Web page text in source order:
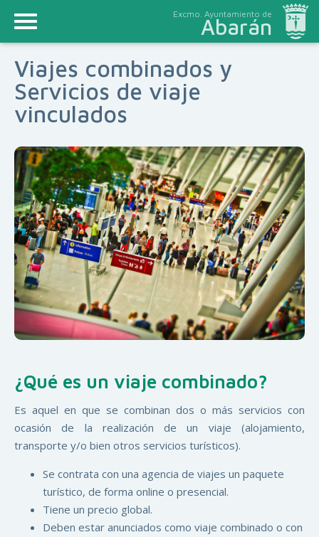
Excmo. Ayuntamiento de
Abarán
Viajes combinados y
Servicios de viaje
vinculados
¿Qué es un viaje combinado?
Es aquel en que se combinan dos o más servicios con
ocasión de la realización de un viaje (alojamiento,
transporte y/o bien otros servicios turísticos).
Se contrata con una agencia de viajes un paquete
turístico, de forma online o presencial.
Tiene un precio global.
Deben estar anunciados como viaje combinado o con